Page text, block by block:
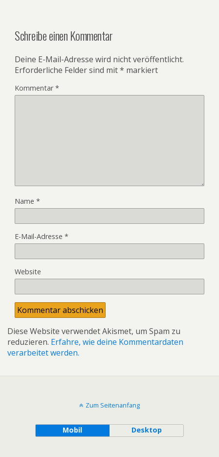
Schreibe einen Kommentar
Deine E-Mail-Adresse wird nicht veröffentlicht.
Erforderliche Felder sind mit* markiert
Kommentar*
Name *
E-Mail-Adresse *
Website
Diese Website verwendet Akismet, um Spam zu
reduzieren. Erfahre, wie deine Kommentardaten
verarbeitet werden.
Zum Seitenanfang
Mobil Desktop